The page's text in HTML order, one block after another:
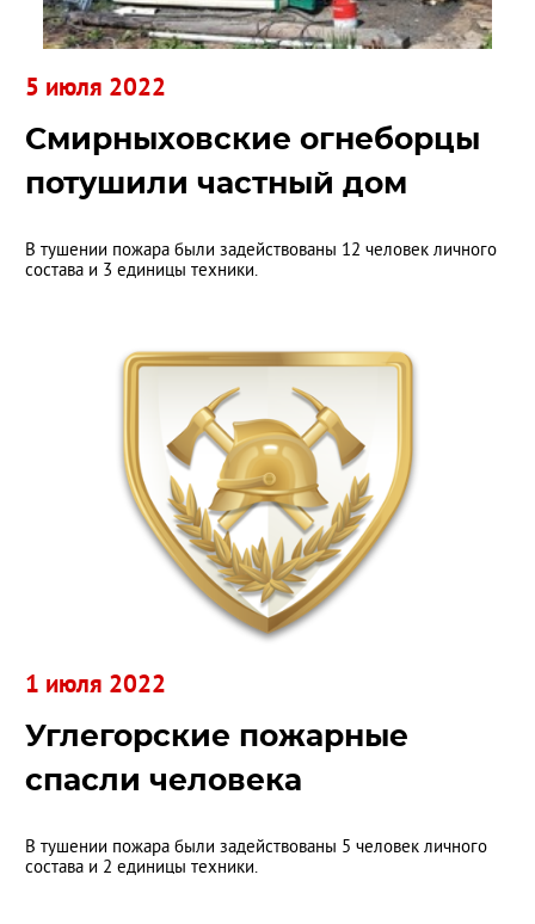
Смирныховские огнеборцы
потушили частный дом
В тушении пожара были задействованы 12 человек личного
состава и 3 единицы техники.
5 июля 2022
Углегорские пожарные
спасли человека
В тушении пожара были задействованы 5 человек личного
состава и 2 единицы техники.
1 июля 2022